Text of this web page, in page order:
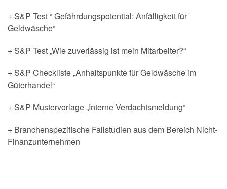
+ S&P Test “ Gefährdungspotential: Anfälligkeit für
Geldwäsche“
+ S&P Test „Wie zuverlässig ist mein Mitarbeiter?“
+ S&P Checkliste „Anhaltspunkte für Geldwäsche im
Güterhandel“
+ S&P Mustervorlage „Interne Verdachtsmeldung“
+ Branchenspezifische Fallstudien aus dem Bereich Nicht-
Finanzunternehmen